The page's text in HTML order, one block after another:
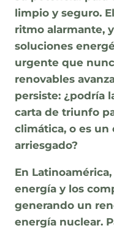
limpio y seguro.
ritmo alarmante,
soluciones
urgente que
renovables
persiste: ¿podría
carta de triunfo
climática, o es un
arriesgado?
En
energía y los
generando un
energía nuclear.